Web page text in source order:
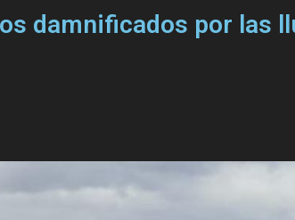
damnificados por las